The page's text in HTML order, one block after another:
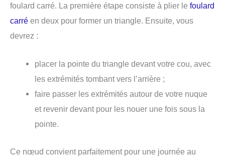
foulard carré. La première étape consiste à p lier le foulard
carré en deux pour former un triangle. Ensuite, vous
devrez :
placer la pointe du triangle devant votre cou, avec
les extrémités tombant vers l’arrière ;
faire passer les extrémités autour de votre nuque
et revenir devant pour les nouer une fois sous la
pointe.
Ce nœud convient parfaitement pour une journée au